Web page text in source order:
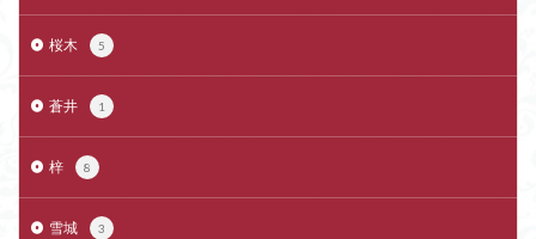
桜木 5
蒼井 1
梓 8
雪城 3